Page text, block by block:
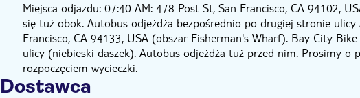
Miejsca odjazdu: 07:40 AM: 478 Post St, San Francisco, CA 94102,
się tuż obok. Autobus odjeżdża bezpośrednio po drugiej stronie
Francisco, CA 94133, USA (obszar Fisherman's Wharf). Bay City
ulicy (niebieski daszek). Autobus odjeżdża tuż przed nim. Prosimy o
rozpoczęciem wycieczki.
Dostawca